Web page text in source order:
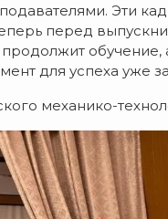
Эти
перед
для успеха уже
механико-